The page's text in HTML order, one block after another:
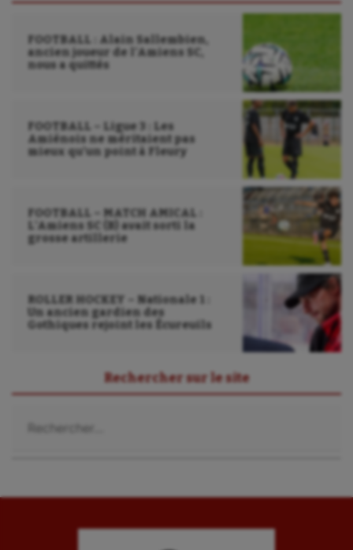
FOOTBALL : Alain Sallembien,
ancien joueur de l’Amiens SC,
nous a quittés
FOOTBALL – Ligue 3 : Les
Amiénois ne méritaient pas
mieux qu’un point à Fleury
FOOTBALL – MATCH AMICAL :
L’Amiens SC (B) avait sorti la
grosse artillerie
ROLLER HOCKEY – Nationale 1 :
Un ancien gardien des
Gothiques rejoint les Écureuils
Rechercher sur le site